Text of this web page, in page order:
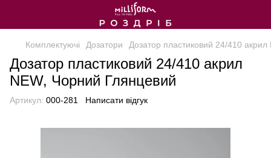
Комплектуючі Дозатори Дозатор пластиковий 24/410
Дозатор пластиковий 24/410 акрил
NEW, Чорний Глянцевий
Артикул: 000-281 Написати відгук